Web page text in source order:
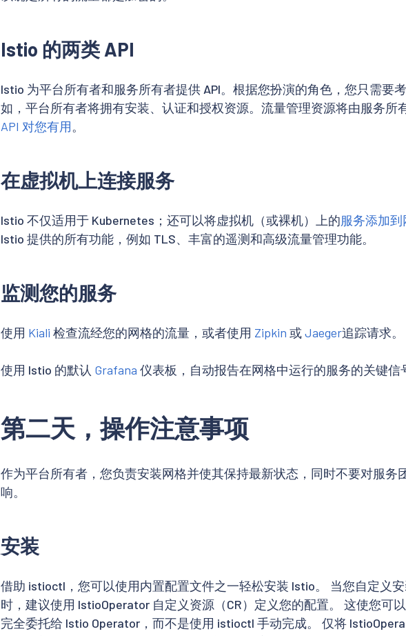
Istio 的两类 API
Istio 为平台所有者和服务所有者提供 API。根据您扮演的角色，您只需要
如，平台所有者将拥有安装、认证和授权资源。流量管理资源将由服务所
API 对您有用。
在虚拟机上连接服务
Istio 不仅适用于 Kubernetes；还可以将虚拟机（或裸机）上的服务添加到
Istio 提供的所有功能，例如 TLS、丰富的遥测和高级流量管理功能。
监测您的服务
使用 Kiali 检查流经您的网格的流量，或者使用 Zipkin 或Jaeger追踪请求。
使用 Istio 的默认 Grafana 仪表板，自动报告在网格中运行的服务的关键信
第二天，操作注意事项
作为平台所有者，您负责安装网格并使其保持最新状态，同时不要对服务
响。
安装
借助 istioctl，您可以使用内置配置文件之一轻松安装 Istio。 当您自定义
时，建议使用 IstioOperator 自定义资源（CR）定义您的配置。 这使您可
完全委托给 Istio Operator，而不是使用 istioctl 手动完成。 仅将